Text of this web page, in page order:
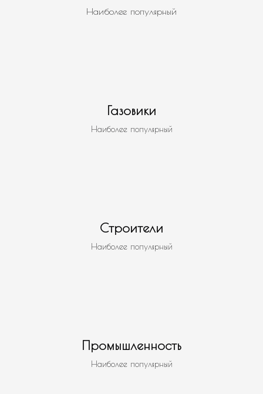
Наиболее популярный
Газовики
Наиболее популярный
Строители
Наиболее популярный
Промышленность
Наиболее популярный